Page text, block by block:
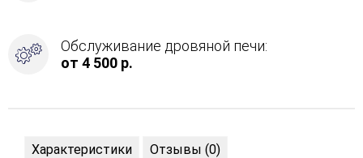
Обслуживание дровяной печи:
от 4 500 р.
Характеристики Отзывы (0)